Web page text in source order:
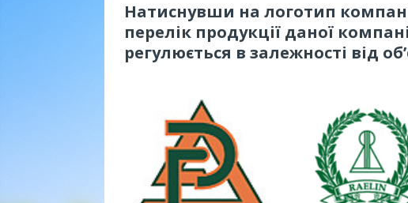
Натиснувши на логотип
перелік продукції даної
регулюється в залежності від